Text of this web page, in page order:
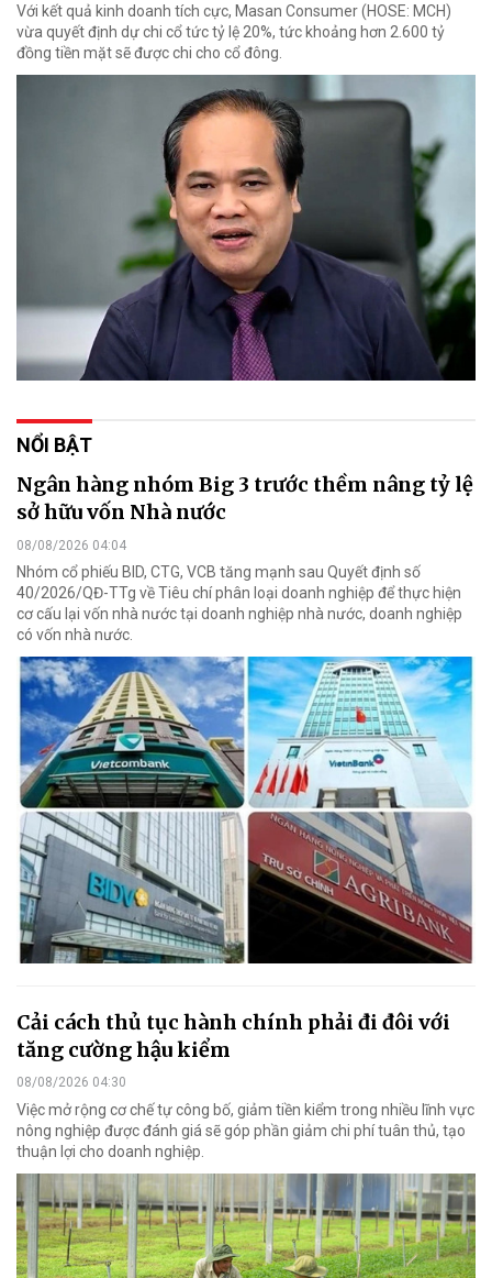
Với kết quả kinh doanh tích cực, Masan Consumer (HOSE: MCH)
vừa quyết định dự chi cổ tức tỷ lệ 20%, tức khoảng hơn 2.600 tỷ
đồng tiền mặt sẽ được chi cho cổ đông.
NỔI BẬT
Ngân hàng nhóm Big 3 trước thềm nâng tỷ lệ
sở hữu vốn Nhà nước
08/08/2026 04:04
Nhóm cổ phiếu BID, CTG, VCB tăng mạnh sau Quyết định số
40/2026/QĐ-TTg về Tiêu chí phân loại doanh nghiệp để thực hiện
cơ cấu lại vốn nhà nước tại doanh nghiệp nhà nước, doanh nghiệp
có vốn nhà nước.
Cải cách thủ tục hành chính phải đi đôi với
tăng cường hậu kiểm
08/08/2026 04:30
Việc mở rộng cơ chế tự công bố, giảm tiền kiểm trong nhiều lĩnh vực
nông nghiệp được đánh giá sẽ góp phần giảm chi phí tuân thủ, tạo
thuận lợi cho doanh nghiệp.